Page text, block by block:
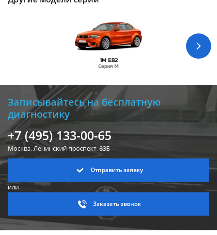
1M E82
Серия M
Записывайтесь на бесплатную
диагностику
+7 (495) 133-00-65
Москва, Ленинскийпроспект, 83Б
Отправить заявку
или
Заказать звонок